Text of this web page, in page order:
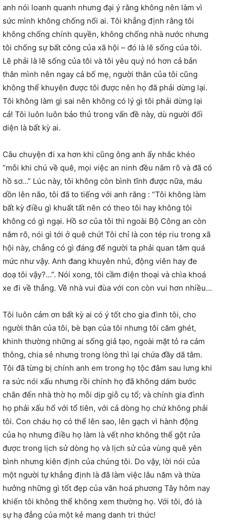
anh nói loanh quanh nhưng đại ý rằng không nên làm vì
sức mình không chống nổi ai. Tôi khẳng định rằng tôi
không chống chính quyền, không chống nhà nước nhưng
tôi chống sự bất công của xã hội – đó là lẽ sống của tôi.
Lẽ phải là lẽ sống của tôi và tôi yêu quý nó hơn cả bản
thân mình nên ngay cả bố mẹ, người thân của tôi cũng
không thể khuyên được tôi được nên họ đã phải dừng lại.
Tôi không làm gì sai nên không có lý gì tôi phải dừng lại
cả! Tôi luôn luôn bảo thủ trong vấn đề này, dù người đối
diện là bất kỳ ai.
Câu chuyện đi xa hơn khi cũng ông anh ấy nhắc khéo
“mỗi khi chú về quê, mọi việc an ninh đều nắm rõ và đã có
hồ sơ…” Lúc này, tôi không còn bình tĩnh được nữa, máu
dồn lên não, tôi đã to tiếng với anh rằng : “Tôi không làm
bất kỳ điều gì khuất tất nên có theo tôi hay không tôi
không có gì ngại. Hồ sơ của tôi thì ngoài Bộ Công an còn
nắm rõ, nói gì tới ở quê chứ! Tôi chỉ là con tép riu trong xã
hội này, chẳng có gì đáng để người ta phải quan tâm quá
mức như vậy. Anh đang khuyên nhủ, động viên hay đe
doạ tôi vậy?…”. Nói xong, tôi cầm điện thoại và chìa khoá
xe đi về thẳng. Về nhà vui đùa với con còn vui hơn nhiều…
Tôi luôn cảm ơn bất kỳ ai có ý tốt cho gia đình tôi, cho
người thân của tôi, bè bạn của tôi nhưng tôi căm ghét,
khinh thường những ai sống giả tạo, ngoài mặt tỏ ra cảm
thông, chia sẻ nhưng trong lòng thì lại chứa đầy dã tâm.
Tôi đã từng bị chính anh em trong họ tộc đâm sau lưng khi
ra sức nói xấu nhưng rồi chính họ đã không dám bước
chân đến nhà thờ họ mỗi dịp giỗ cụ tổ; và chính gia đình
họ phải xấu hổ với tổ tiên, với cả dòng họ chứ không phải
tôi. Con cháu họ có thể lên sao, lên gạch vì hành động
của họ nhưng điều họ làm là vết nhơ không thể gột rửa
được trong lịch sử dòng họ và lịch sử của vùng quê yên
bình nhưng kiên định của chúng tôi. Do vậy, lời nói của
một người tự khẳng định là đã làm việc lâu năm và thừa
hưởng những gì tốt đẹp của văn hoá phương Tây hôm nay
khiến tôi không thể không xem thường họ. Với tôi, đó là
sự hạ đẳng của một kẻ mang danh tri thức!